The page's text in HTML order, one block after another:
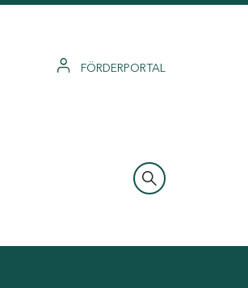
FÖRDERPORTAL